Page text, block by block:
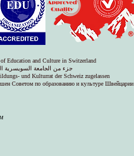
Education and Culture in Switzerland
جزء من الجامعة السويسرية
und Kulturrat der Schweiz zugelassen
Советом по образованию и культуре Швейцарии